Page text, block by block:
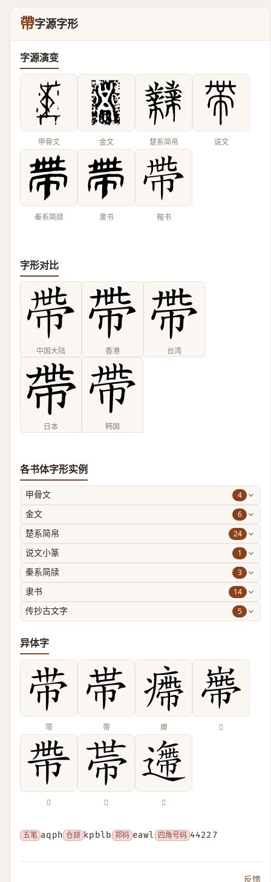
帶字源字形
字源演变
甲骨文 金文 楚系简帛 说文
秦系简牍 隶书 楷书
字形对比
中国大陆 香港 台湾
日本 韩国
各书体字形实例
甲骨文 4
金文 6
楚系简帛 24
说文小篆 1
秦系简牍 3
隶书 14
传抄古文字 5
异体字
带 帯 㿃 𡻺
𢂸 𢃄 𨗼
五笔 aqph 仓颉 kpblb 郑码 eawl 四角号码 44227
反馈